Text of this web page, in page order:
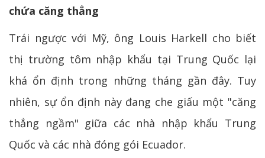
chứa căng thẳng
Trái ngược với Mỹ, ông Louis Harkell cho biết
thị trường tôm nhập khẩu tại Trung Quốc lại
khá ổn định trong những tháng gần đây. Tuy
nhiên, sự ổn định này đang che giấu một "căng
thẳng ngầm" giữa các nhà nhập khẩu Trung
Quốc và các nhà đóng gói Ecuador.